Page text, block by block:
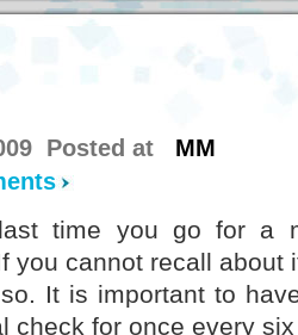
Posted at MM
time you go for a
you cannot recall about
It is important to
check for once every